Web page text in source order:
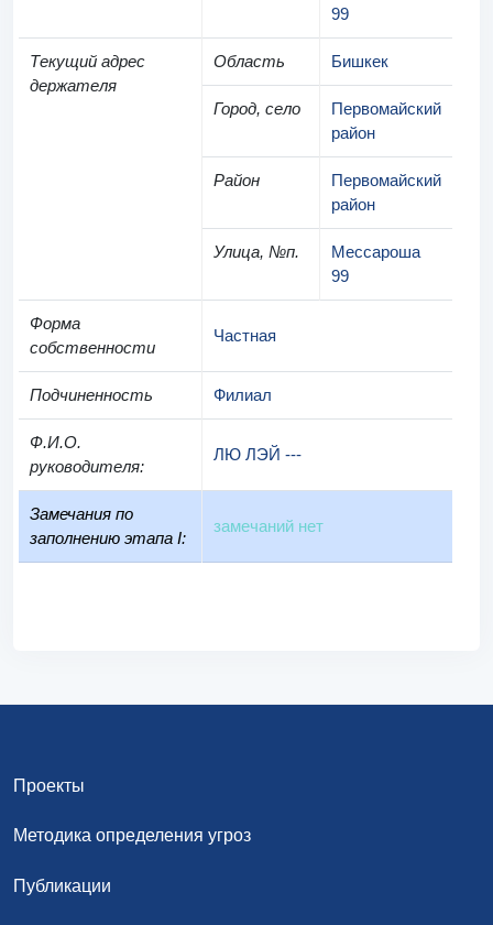
99
Текущий адрес
держателя
Область Бишкек
Город, село
Первомайский
район
Район
Первомайский
район
Улица, №п.
Мессароша
99
Форма
собственности
Частная
Подчиненность Филиал
Ф.И.О.
руководителя:
ЛЮ ЛЭЙ ---
Замечания по
заполнению этапа I:
замечаний нет
Проекты
Методика определения угроз
Публикации